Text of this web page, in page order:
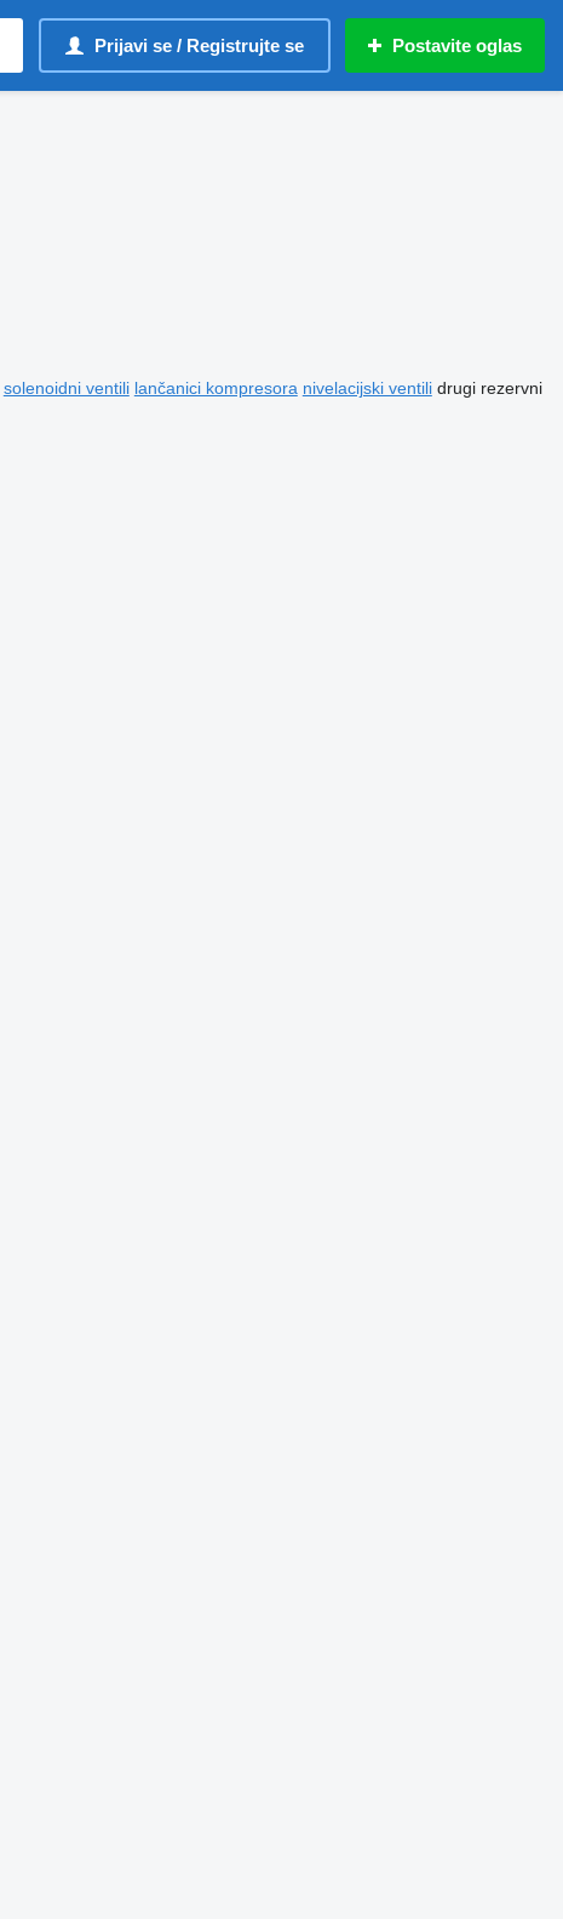
Prijavi se / Registrujte se Postavite oglas
solenoidni ventili lančanici kompresora nivelacijski ventili drugi rezervni